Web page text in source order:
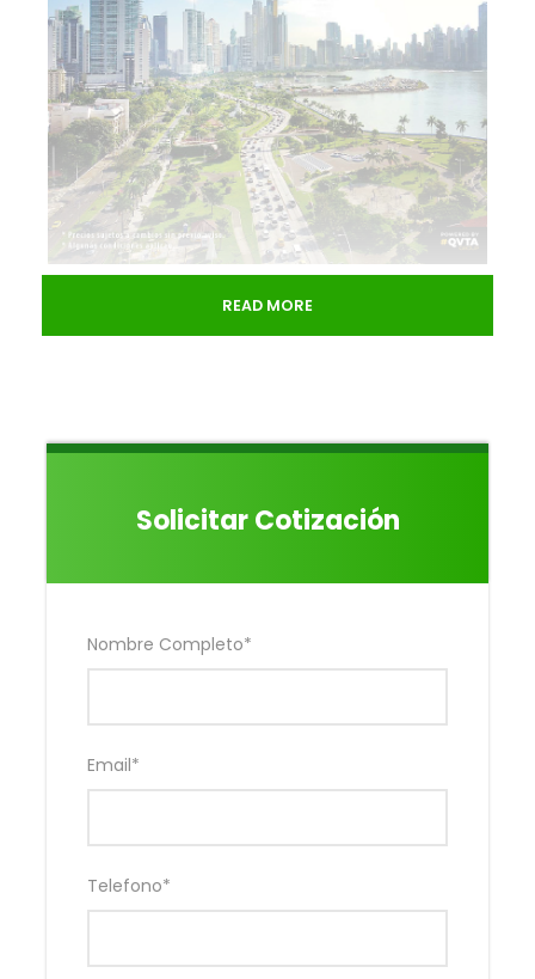
Solicitar Cotización
Nombre Completo*
Email*
Telefono*
READ MORE